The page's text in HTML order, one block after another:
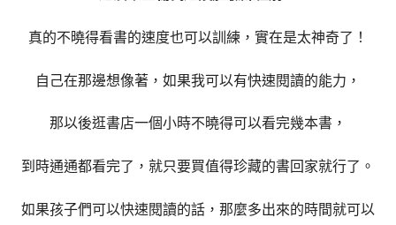
真的不曉得看書的速度也可以訓練，實在是太神奇了！
自己在那邊想像著，如果我可以有快速閱讀的能力，
那以後逛書店一個小時不曉得可以看完幾本書，
到時通通都看完了，就只要買值得珍藏的書回家就行了。
如果孩子們可以快速閱讀的話，那麼多出來的時間就可以